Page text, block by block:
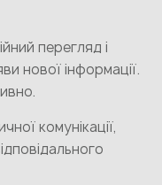
перегляд і
нової інформації.
комунікації,